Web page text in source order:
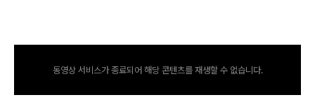
동영상 서비스가 종료되어 해당 콘텐츠를 재생할 수 없습니다.